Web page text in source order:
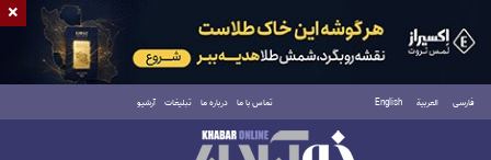
فارسی العربية English تماس با ما درباره ما تبلیغات آرشیو
یکشنبه ۱۸ مرداد ۱۴۰۵
×